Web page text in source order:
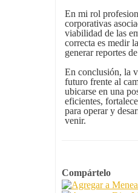
En mi rol
corporativas
viabilidad de las
correcta es medir
generar reportes
En conclusión, la
futuro frente al
ubicarse en una
eficientes,
para operar y
venir.
Compártelo